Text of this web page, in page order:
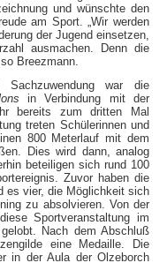
und wünschte den
am Sport. „Wir werden
der Jugend einsetzen,
ausmachen. Denn die
Breezmann.
war die
in Verbindung mit der
bereits zum dritten Mal
treten Schülerinnen und
800 Meterlauf mit dem
Dies wird dann, analog
beteiligen sich rund 100
Zuvor haben die
es vier, die Möglichkeit sich
zu absolvieren. Von der
Sportveranstaltung im
Nach dem Abschluß
eine Medaille. Die
in der Aula der Olzeborch